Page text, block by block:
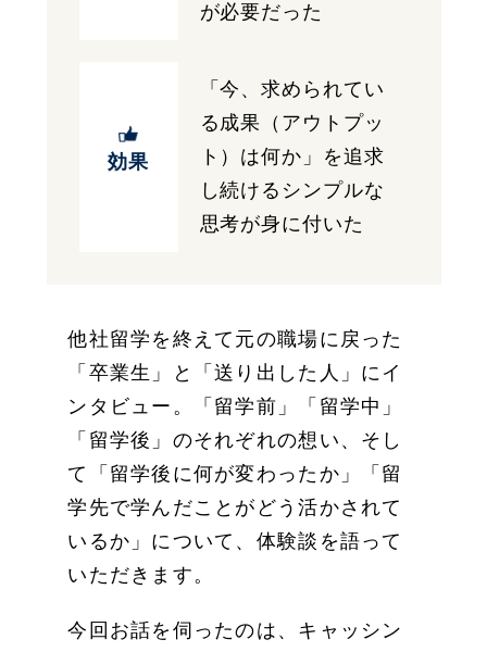
が必要だった
効果
「今、求められてい
る成果（アウトプッ
ト）は何か」を追求
し続けるシンプルな
思考が身に付いた
他社留学を終えて元の職場に戻った
「卒業生」と「送り出した人」にイ
ンタビュー。「留学前」「留学中」
「留学後」のそれぞれの想い、そし
て「留学後に何が変わったか」「留
学先で学んだことがどう活かされて
いるか」について、体験談を語って
いただきます。
今回お話を伺ったのは、キャッシン